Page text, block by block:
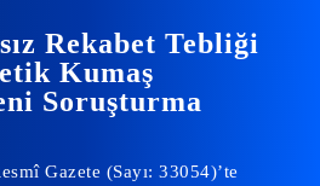
Rekabet Tebliği
Kumaş
Soruşturma
Gazete (Sayı: 33054)’te